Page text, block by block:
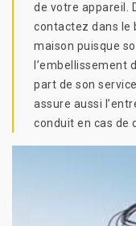
de votre appareil.
contactez dans le
maison puisque
l’embellissement
part de son
assure aussi
conduit en cas de